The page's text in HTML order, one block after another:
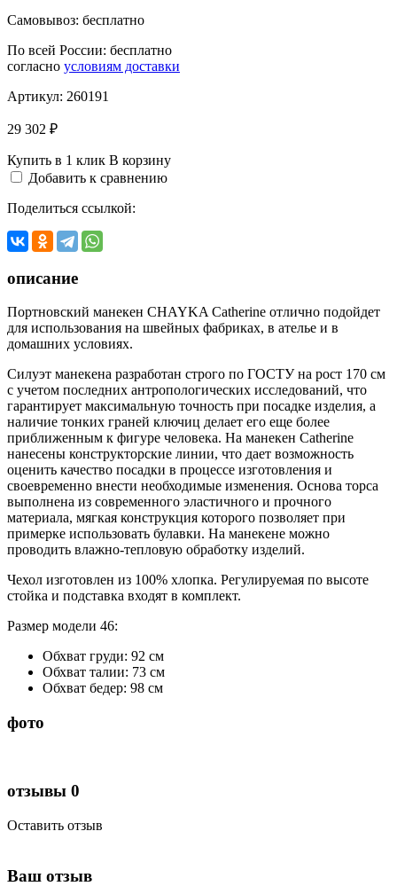
Самовывоз: бесплатно
По всей России: бесплатно
согласно условиям доставки
Артикул: 260191
29 302 ₽
Купить в 1 клик В корзину
Добавить к сравнению
Поделиться ссылкой:
описание
Портновский манекен CHAYKA Сatherine отлично подойдет
для использования на швейных фабриках, в ателье и в
домашних условиях.
Силуэт манекена разработан строго по ГОСТУ на рост 170 см
с учетом последних антропологических исследований, что
гарантирует максимальную точность при посадке изделия, а
наличие тонких граней ключиц делает его еще более
приближенным к фигуре человека. На манекен Сatherine
нанесены конструкторские линии, что дает возможность
оценить качество посадки в процессе изготовления и
своевременно внести необходимые изменения. Основа торса
выполнена из современного эластичного и прочного
материала, мягкая конструкция которого позволяет при
примерке использовать булавки. На манекене можно
проводить влажно-тепловую обработку изделий.
Чехол изготовлен из 100% хлопка. Регулируемая по высоте
стойка и подставка входят в комплект.
Размер модели 46:
Обхват груди: 92 см
Обхват талии: 73 см
Обхват бедер: 98 см
фото
отзывы 0
Оставить отзыв
Ваш отзыв